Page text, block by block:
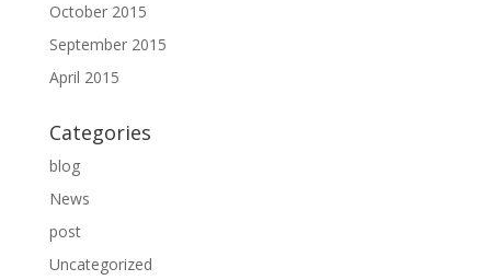
October 2015
September 2015
April 2015
Categories
blog
News
post
Uncategorized